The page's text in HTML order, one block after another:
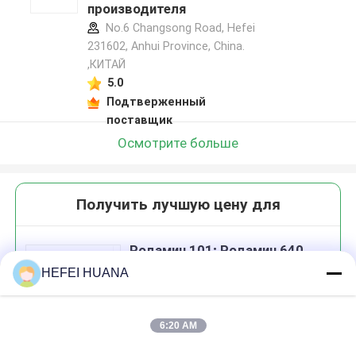
производителя
No.6 Changsong Road, Hefei
231602, Anhui Province, China.
,КИТАЙ
5.0
Подтверженный
поставщик
Осмотрите больше
Получить лучшую цену для
Родамин 101; Родамин 640
HEFEI HUANA
6:20 AM